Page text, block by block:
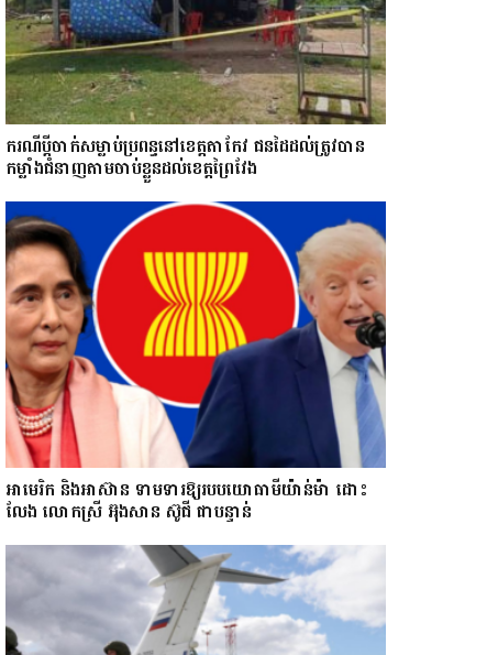
ករណីប្ដីចាក់សម្លាប់ប្រពន្ធនៅខេត្តតាកែវ ជនដៃដល់ត្រូវបាន
កម្លាំងជំនាញតាមចាប់ខ្លួនដល់ខេត្តព្រៃវែង
អាមេរិក និងអាស៊ាន ទាមទារឱ្យ​របបយោធាមីយ៉ាន់ម៉ា​ ដោះ​
លែង​ លោកស្រី អ៊ុងសាន ស៊ូជី ជា​បន្ទាន់